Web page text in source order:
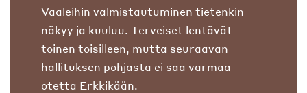
Vaaleihin valmistautuminen tietenkin
näkyy ja kuuluu. Terveiset lentävät
toinen toisilleen, mutta seuraavan
hallituksen pohjasta ei saa varmaa
otetta Erkkikään.